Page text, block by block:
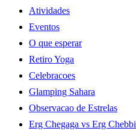
Atividades
Eventos
O que esperar
Retiro Yoga
Celebracoes
Glamping Sahara
Observacao de Estrelas
Erg Chegaga vs Erg Chebbi